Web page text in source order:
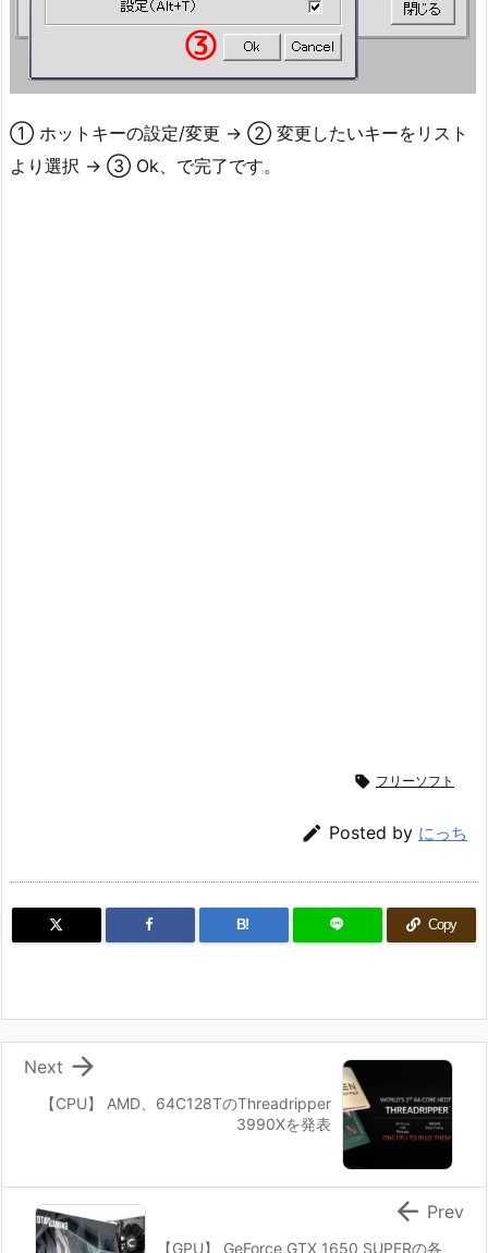
① ホットキーの設定/変更 → ② 変更したいキーをリスト
より選択 → ③ Ok、で完了です。
 フリーソフト
 Posted by にっち
B! Copy
【CPU】 AMD、64C128TのThreadripper
3990Xを発表

Next
【GPU】 GeForce GTX 1650 SUPERの各
 Prev